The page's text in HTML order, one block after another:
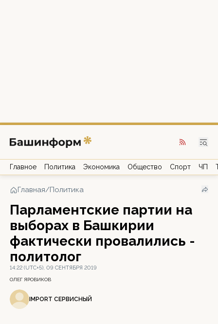
Главное Политика Экономика Общество Спорт ЧП
Главная/Политика
Парламентские партии на
выборах в Башкирии
фактически провалились -
политолог
14:22 (UTC+5), 09 СЕНТЯБРЯ 2019
ОЛЕГ ЯРОВИКОВ
IMPORT СЕРВИСНЫЙ